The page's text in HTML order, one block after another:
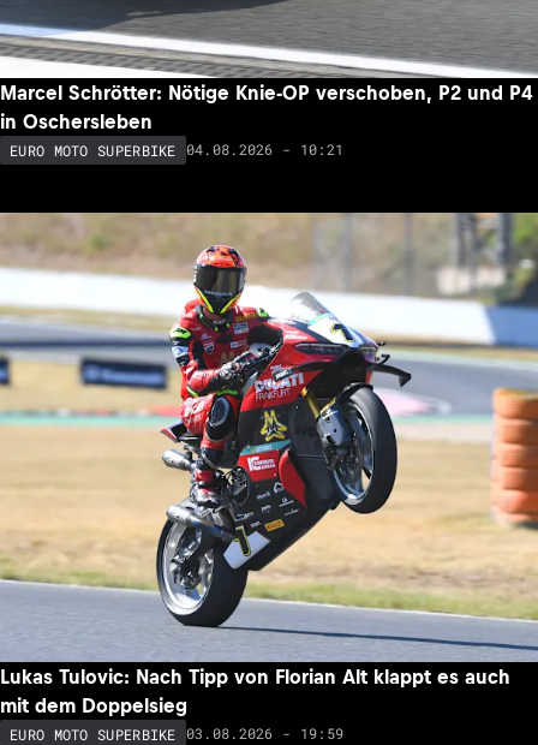
Marcel Schrötter: Nötige Knie-OP verschoben, P2 und P4
in Oschersleben
EURO MOTO SUPERBIKE 04.08.2026 - 10:21
Lukas Tulovic: Nach Tipp von Florian Alt klappt es auch
mit dem Doppelsieg
EURO MOTO SUPERBIKE 03.08.2026 - 19:59